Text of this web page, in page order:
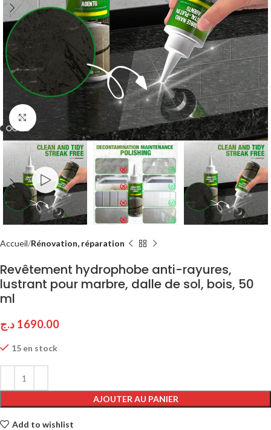
Click to enlarge
Accueil Rénovation, réparation
Revêtement hydrophobe anti-rayures,
lustrant pour marbre, dalle de sol, bois, 50
ml
1690.00 د.ج
15 en stock
AJOUTER AU PANIER
Add to wishlist